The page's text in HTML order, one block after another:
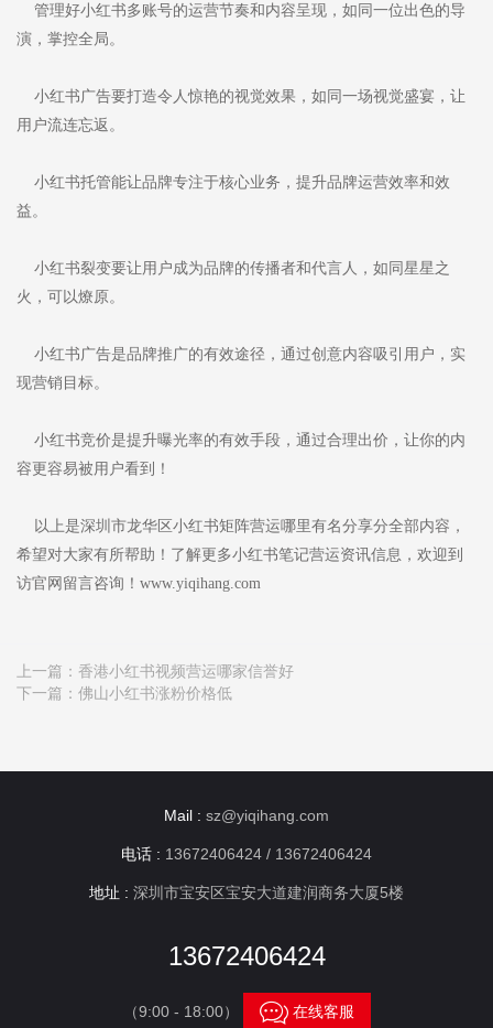
管理好小红书多账号的运营节奏和内容呈现，如同一位出色的导
演，掌控全局。
小红书广告要打造令人惊艳的视觉效果，如同一场视觉盛宴，让
用户流连忘返。
小红书托管能让品牌专注于核心业务，提升品牌运营效率和效
益。
小红书裂变要让用户成为品牌的传播者和代言人，如同星星之
火，可以燎原。
小红书广告是品牌推广的有效途径，通过创意内容吸引用户，实
现营销目标。
小红书竞价是提升曝光率的有效手段，通过合理出价，让你的内
容更容易被用户看到！
以上是深圳市龙华区小红书矩阵营运哪里有名分享分全部内容，
希望对大家有所帮助！了解更多小红书笔记营运资讯信息，欢迎到
访官网留言咨询！www.yiqihang.com
上一篇： 香港小红书视频营运哪家信誉好
下一篇： 佛山小红书涨粉价格低
Mail : sz@yiqihang.com
电话 : 13672406424 / 13672406424
地址 : 深圳市宝安区宝安大道建润商务大厦5楼
13672406424
（9:00 - 18:00） 在线客服